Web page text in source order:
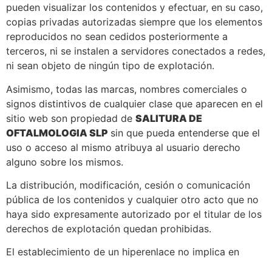
pueden visualizar los contenidos y efectuar, en su caso,
copias privadas autorizadas siempre que los elementos
reproducidos no sean cedidos posteriormente a
terceros, ni se instalen a servidores conectados a redes,
ni sean objeto de ningún tipo de explotación.
Asimismo, todas las marcas, nombres comerciales o
signos distintivos de cualquier clase que aparecen en el
sitio web son propiedad de SALITURA DE
OFTALMOLOGIA SLP sin que pueda entenderse que el
uso o acceso al mismo atribuya al usuario derecho
alguno sobre los mismos.
La distribución, modificación, cesión o comunicación
pública de los contenidos y cualquier otro acto que no
haya sido expresamente autorizado por el titular de los
derechos de explotación quedan prohibidas.
El establecimiento de un hiperenlace no implica en